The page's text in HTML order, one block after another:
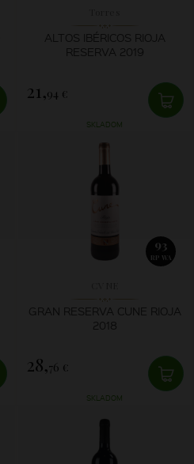
ALTOS IBÉRICOS RIOJA
RESERVA 2019
21,94 €
SKLADOM
93
RP WA
GRAN RESERVA CUNE RIOJA
2018
28,76 €
SKLADOM